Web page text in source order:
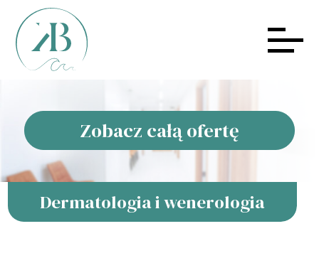
Zobacz całą ofertę
Dermatologia i wenerologia